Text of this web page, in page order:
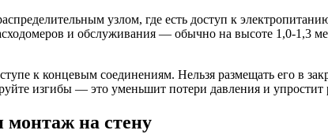
узлом, где есть доступ к
и обслуживания — обычно на высоте 1,0-1,3
к концевым соединениям. Нельзя размещать его в
изгибы — это уменьшит потери давления и упростит
монтаж на стену